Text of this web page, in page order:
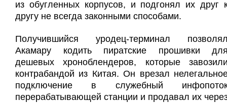
из обугленных корпусов, и подгонял их друг
другу не всегда законными способами.
Получившийся уродец-терминал
Акамару кодить пиратские прошивки
дешевых хроноблендеров, которые
контрабандой из Китая. Он врезал
подключение в служебный
перерабатывающей станции и продавал их